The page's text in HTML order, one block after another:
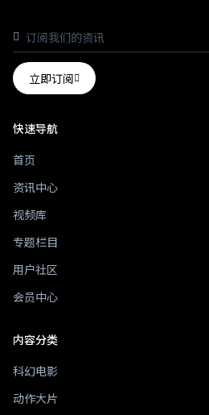
立即订阅
快速导航
首页
资讯中心
视频库
专题栏目
用户社区
会员中心
内容分类
科幻电影
动作大片